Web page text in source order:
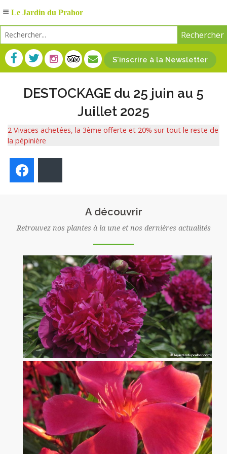
S'inscrire à la Newsletter
DESTOCKAGE du 25 juin au 5
Juillet 2025
2 Vivaces achetées, la 3ème offerte et 20% sur tout le reste de
la pépinière
A découvrir
Retrouvez nos plantes à la une et nos dernières actualités
Pivoine Félix Crousse
x
Le Jardin du Prahor